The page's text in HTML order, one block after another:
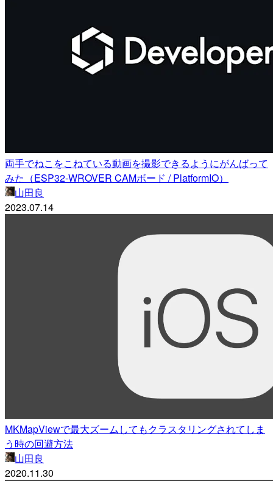
両手でねこをこねている動画を撮影できるようにがんばって
みた（ESP32-WROVER CAMボード / PlatformIO）
山田良
2023.07.14
MKMapViewで最大ズームしてもクラスタリングされてしま
う時の回避方法
山田良
2020.11.30